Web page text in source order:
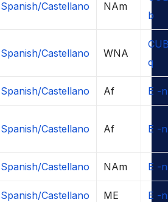
Spanish/Castellano NAm
b
Spanish/Castellano WNA
q
Spanish/Castellano Af E -n
Spanish/Castellano Af E -n
Spanish/Castellano NAm E -n
Spanish/Castellano ME E -n